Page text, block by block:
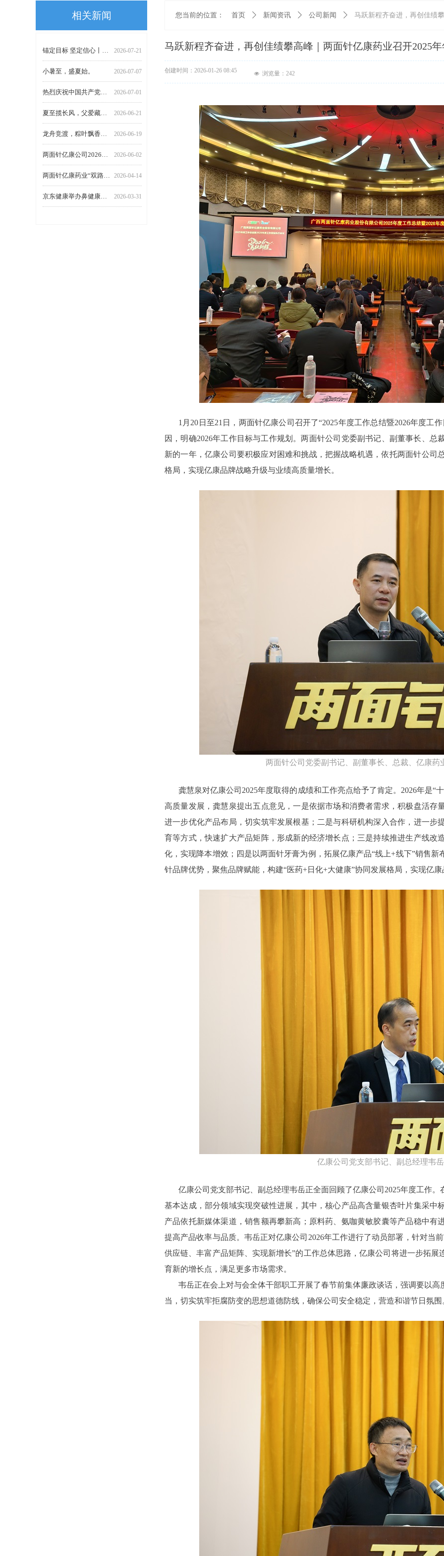
马跃新程齐奋进，再创佳绩攀高峰｜两面针亿康药业召开2025
1月20日至21日，两面针亿康公司召开了“2025年度工作总结暨2026年度工
因，明确2026年工作目标与工作规划。两面针公司党委副书记、副董事长、
新的一年，亿康公司要积极应对困难和挑战，把握战略机遇，依托两面针公司
格局，实现亿康品牌战略升级与业绩高质量增长。
两面针公司党委副书记、副董事长、总裁、亿康药
龚慧泉对亿康公司2025年度取得的成绩和工作亮点给予了肯定。2026年是“
高质量发展，龚慧泉提出五点意见，一是依据市场和消费者需求，积极盘活存
进一步优化产品布局，切实筑牢发展根基；二是与科研机构深入合作，进一步
育等方式，快速扩大产品矩阵，形成新的经济增长点；三是持续推进生产线改
化，实现降本增效；四是以两面针牙膏为例，拓展亿康产品“线上+线下”销售
针品牌优势，聚焦品牌赋能，构建“医药+日化+大健康”协同发展格局，实现亿
亿康公司党支部书记、副总经理韦
亿康公司党支部书记、副总经理韦岳正全面回顾了亿康公司2025年度工作
基本达成，部分领域实现突破性进展，其中，核心产品高含量银杏叶片集采中
产品依托新媒体渠道，销售额再攀新高；原料药、氨咖黄敏胶囊等产品稳中有
提高产品收率与品质。韦岳正对亿康公司2026年工作进行了动员部署，针对当
供应链、丰富产品矩阵、实现新增长”的工作总体思路，亿康公司将进一步拓
育新的增长点，满足更多市场需求。
韦岳正在会上对与会全体干部职工开展了春节前集体廉政谈话，强调要以
当，切实筑牢拒腐防变的思想道德防线，确保公司安全稳定，营造和谐节日氛围
您当前的位置： 首页 ꄲ 新闻资讯 ꄲ 公司新闻 ꄲ 马跃新程齐奋进，再创佳绩
创建时间： 2026-01-26 08:45 넶 浏览量： 242
相关新闻
2026-08-01
热烈庆祝中国人民解放军建军99周年！ 2026-07-23
大暑炎盛，心静自凉；起居循时，安康如常。 2026-07-21
锚定目标 坚定信心丨两面针亿康药业2026年上半年工作会议顺利召开
2026-07-07
小暑至，盛夏始。
2026-07-01
2026-06-21
夏至揽长风，父爱藏温柔。
2026-06-19
龙舟竞渡，粽叶飘香，守护健康，岁岁长安。
2026-06-02
两面针亿康公司2026年员工气排球赛圆满收官 柳石厂区联队勇夺冠军
2026-04-14
两面针亿康药业“双路通”苍鹅鼻炎片登陆CCTV-12，春治鼻炎正当时，停止鼻炎反复犯
2026-03-31
京东健康举办鼻健康生态大会 联合产学研共绘数字化慢病管理蓝图
2026-03-31
重磅首发！两面针亿康药业“双路通”苍鹅鼻炎片亮相行业大会 正式登陆京东健康线上平台
2026-01-27
亿康公司成功召开2026年度专业技术人员座谈会 2026-01-26
马跃新程齐奋进，再创佳绩攀高峰｜两面针亿康药业召开2025年年终工作会议 2026-01-16
亿康公司2026年员工羽毛球赛圆满落幕 生产楼科室联队团结夺冠 2025-11-20
擘画新生态，链接新机遇|两面针亿康药业亮相第91届全国药交会 2025-10-20
第91届全国药交会丨广西两面针亿康药业恭候莅临，共赴盛会之约 2025-06-12
两面针亿康公司荣获“基业同辉奖” 2025-05-20
亿康公司2025年员工气排球赛圆满落幕 柳石厂区联队团结夺冠 2025-03-12
发挥优势与潜能 新的一年再创佳绩 | 两面针亿康药业2024年年终工作会议顺利召开 2024-11-21
聚力谋变！两面针亿康药业精彩亮相第89届全国药品交易会